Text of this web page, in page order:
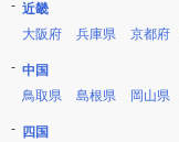
近畿
大阪府
兵庫県 京都府
中国
鳥取県
島根県 岡山県
四国